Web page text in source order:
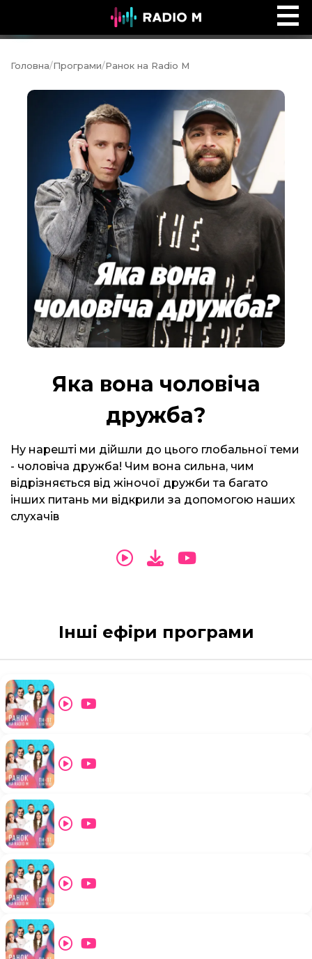
Біблійний погляд
Головна/Програми/Ранок на Radio M
Яка вона чоловіча
дружба?
Ну нарешті ми дійшли до цього глобальної теми
- чоловіча дружба! Чим вона сильна, чим
відрізняється від жіночої дружби та багато
інших питань ми відкрили за допомогою наших
слухачів
Інші ефіри програми